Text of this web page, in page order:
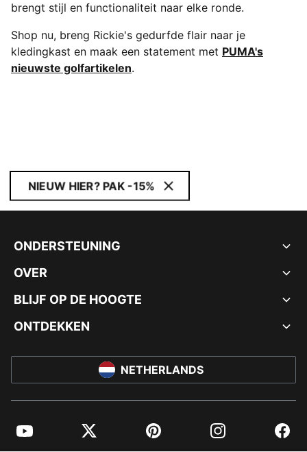
brengt stijl en functionaliteit naar elke ronde.
Shop nu, breng Rickie's gedurfde flair naar je
kledingkast en maak een statement met PUMA's
nieuwste golfartikelen.
NIEUW HIER? PAK -15%
ONDERSTEUNING
OVER
BLIJF OP DE HOOGTE
ONTDEKKEN
NETHERLANDS
YouTube Twitter Pinterest Instagram